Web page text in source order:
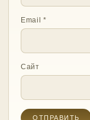
Email*
Сайт